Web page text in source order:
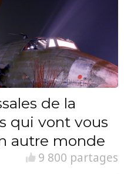
de la
qui vont vous
autre monde
9 800 partages